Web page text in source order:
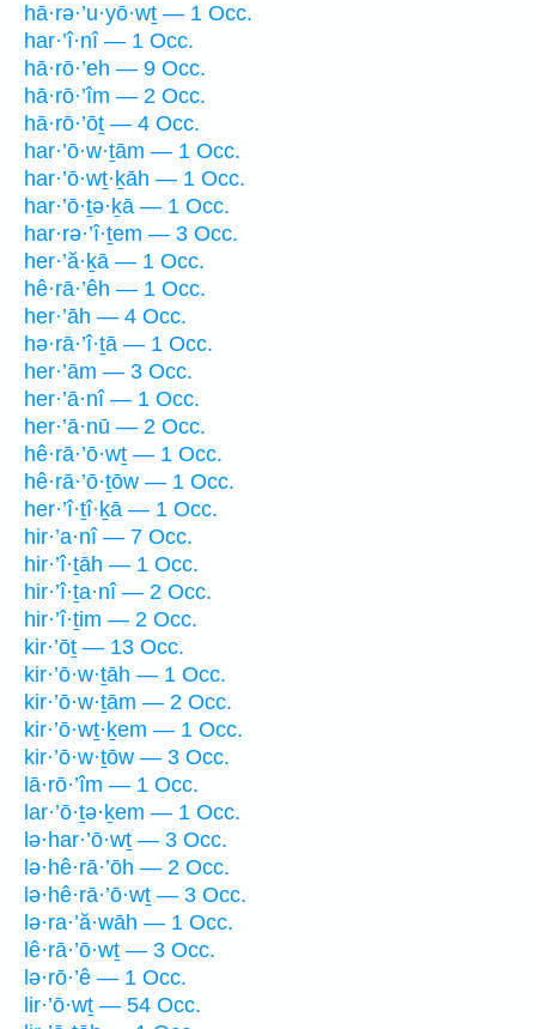
hā·rə·’u·yō·wṯ — 1 Occ.
har·’î·nî — 1 Occ.
hā·rō·’eh — 9 Occ.
hā·rō·’îm — 2 Occ.
hā·rō·’ōṯ — 4 Occ.
har·’ō·w·ṯām — 1 Occ.
har·’ō·wṯ·ḵāh — 1 Occ.
har·’ō·ṯə·ḵā — 1 Occ.
har·rə·’î·ṯem — 3 Occ.
her·’ă·ḵā — 1 Occ.
hê·rā·’êh — 1 Occ.
her·’āh — 4 Occ.
hə·rā·’î·ṯā — 1 Occ.
her·’ām — 3 Occ.
her·’ā·nî — 1 Occ.
her·’ā·nū — 2 Occ.
hê·rā·’ō·wṯ — 1 Occ.
hê·rā·’ō·ṯōw — 1 Occ.
her·’î·ṯî·ḵā — 1 Occ.
hir·’a·nî — 7 Occ.
hir·’î·ṯāh — 1 Occ.
hir·’î·ṯa·nî — 2 Occ.
hir·’î·ṯim — 2 Occ.
kir·’ōṯ — 13 Occ.
kir·’ō·w·ṯāh — 1 Occ.
kir·’ō·w·ṯām — 2 Occ.
kir·’ō·wṯ·ḵem — 1 Occ.
kir·’ō·w·ṯōw — 3 Occ.
lā·rō·’îm — 1 Occ.
lar·’ō·ṯə·ḵem — 1 Occ.
lə·har·’ō·wṯ — 3 Occ.
lə·hê·rā·’ōh — 2 Occ.
lə·hê·rā·’ō·wṯ — 3 Occ.
lə·ra·’ă·wāh — 1 Occ.
lê·rā·’ō·wṯ — 3 Occ.
lə·rō·’ê — 1 Occ.
lir·’ō·wṯ — 54 Occ.